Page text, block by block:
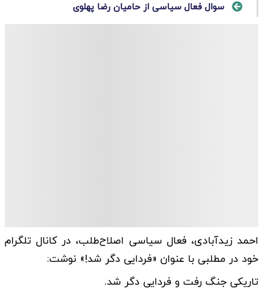
سوال فعال سیاسی از حامیان رضا پهلوی
احمد زیدآبادی، فعال سیاسی اصلاح‌طلب، در کانال تلگرام
خود در مطلبی با عنوان «فردایی دگر شد!» نوشت:
تاریکی جنگ رفت و فردایی دگر شد.